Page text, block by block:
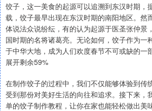
饺子，这一美食的起源可以追溯到东汉时期，
载，饺子最早出现在东汉时期的南阳地区。然
体说法众说纷纭，有的认为起源于医圣张仲景
国时期的名将诸葛亮。无论如何，饺子作为一
于中华大地，成为人们欢度春节不可或缺的一部
展开剩余59%
在制作饺子的过程中，我们不仅能够体验到传
受到那份对美好生活的向往和追求。接下来，
单的饺子制作教程，让你在家也能轻松做出美